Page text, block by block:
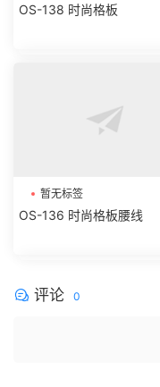
OS-138 时尚格板
暂无标签
OS-136 时尚格板腰线
评论 0